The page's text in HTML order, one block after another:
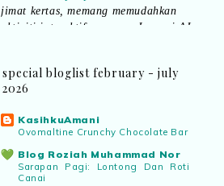
aktiviti interaktif program. Inovasi AI
dan teknologi digital terbaik!”
Syaz Rahim
commented on
pertandingan tiktok mencipta sajak
Mencipta Sajak Kemerdekaan 2026 dari
PNM ni! Platform terbaik serlahkan
bakat puisi kebangsaan dan
patriotisme.”
special bloglist february - july
2026
KasihkuAmani
Ovomaltine Crunchy Chocolate Bar
Blog Roziah Muhammad Nor
Sarapan Pagi: Lontong Dan Roti
Canai